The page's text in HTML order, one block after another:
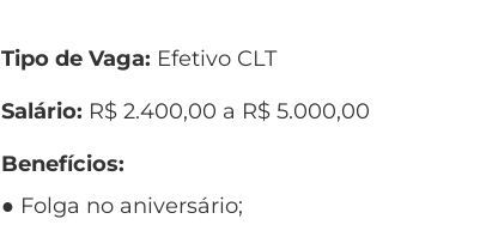
Tipo de Vaga: Efetivo CLT
Salário: R$ 2.400,00 a R$ 5.000,00
Benefícios:
● Folga no aniversário;